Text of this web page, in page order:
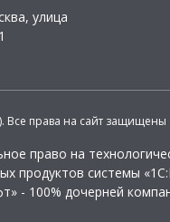
, улица
Все права на сайт защищены
право на
продуктов системы
- 100% дочерней